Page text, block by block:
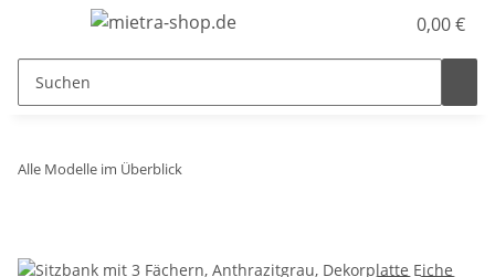
0,00 €
Alle Modelle im Überblick